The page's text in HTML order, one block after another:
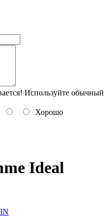
Используйте обычный
Хорошо
Ideal